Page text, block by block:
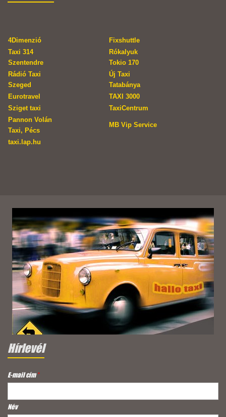
4Dimenzió
Fixshuttle
Taxi 314
Szentendre
Rókalyuk
Tokio 170
Rádió Taxi
Szeged
Új Taxi
Tatabánya
Eurotravel
TAXI 3000
Sziget taxi
TaxiCentrum
Pannon Volán
Taxi, Pécs
MB Vip Service
taxi.lap.hu
Hírlevél
E-mail cím*
Név